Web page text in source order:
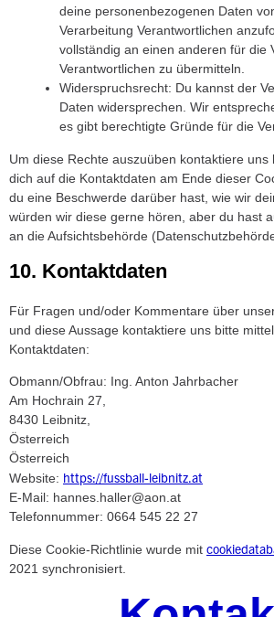
deine personenbezogenen Daten
Verarbeitung Verantwortlichen
vollständig an einen anderen für die
Verantwortlichen zu übermitteln.
Widerspruchsrecht: Du kannst der
Daten widersprechen. Wir
es gibt berechtigte Gründe für die
Um diese Rechte auszuüben kontaktiere uns
dich auf die Kontaktdaten am Ende dieser
du eine Beschwerde darüber hast, wie wir
würden wir diese gerne hören, aber du hast
an die Aufsichtsbehörde
10. Kontaktdaten
Für Fragen und/oder Kommentare über
und diese Aussage kontaktiere uns bitte
Kontaktdaten:
Obmann/Obfrau: Ing. Anton Jahrbacher
Am Hochrain 27,
8430 Leibnitz,
Österreich
Österreich
Website: https://fussball-leibnitz.at
E-Mail: hannes.haller@aon.at
Telefonnummer: 0664 545 22 27
Diese Cookie-Richtlinie wurde mit
2021 synchronisiert.